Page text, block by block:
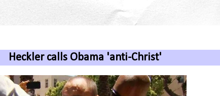
Heckler calls Obama 'anti-Christ'